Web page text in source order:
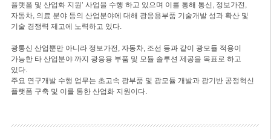
플랫폼 및 산업화 지원’ 사업을 수행 하고 있으며 이를 통해 통신, 정보가전,
자동차, 의료 분야 등의 산업분야에 대해 광응용부품 기술개발 성과 확산 및
기술 경쟁력 제고에 노력하고 있다.
광통신 산업뿐만 아니라 정보가전, 자동차, 조선 등과 같이 광모듈 적용이
가능한 타 산업분야 까지 광응용 부품 및 모듈 솔루션 제공을 목표로 하고
있다.
주요 연구개발 수행 업무는 초고속 광부품 및 광모듈 개발과 광기반 공정혁신
플랫폼 구축 및 이를 통한 산업화 지원이다.